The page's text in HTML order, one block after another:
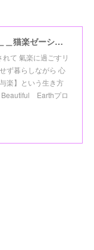
抜針与楽＿＿【ねこ処】＿＿猫楽ゼーションHome☆
て 氣楽に過ごすリ
ず暮らしながら 心
楽】という生き方
Earthプロ